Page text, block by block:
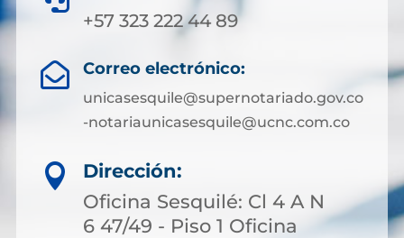
+57 323 222 44 89
 Correo electrónico:
unicasesquile@supernotariado.gov.co
-notariaunicasesquile@ucnc.com.co

Dirección:
Oficina Sesquilé: Cl 4 A N
6 47/49 - Piso 1 Oficina